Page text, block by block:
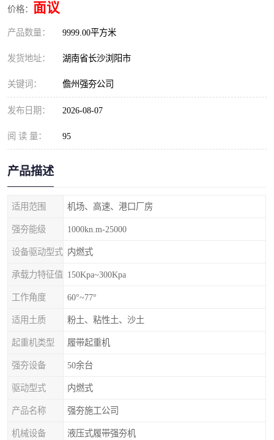
价格： 面议
产品数量： 9999.00平方米
发货地址： 湖南省长沙浏阳市
关键词： 儋州强夯公司
发布日期： 2026-08-07
阅 读 量： 95
产品描述
适用范围 机场、高速、港口厂房
强夯能级 1000kn.m-25000
设备驱动型式 内燃式
承载力特征值 150Kpa~300Kpa
工作角度 60°~77°
适用土质 粉土、粘性土、沙土
起重机类型 履带起重机
强夯设备 50余台
驱动型式 内燃式
产品名称 强夯施工公司
机械设备 液压式履带强夯机